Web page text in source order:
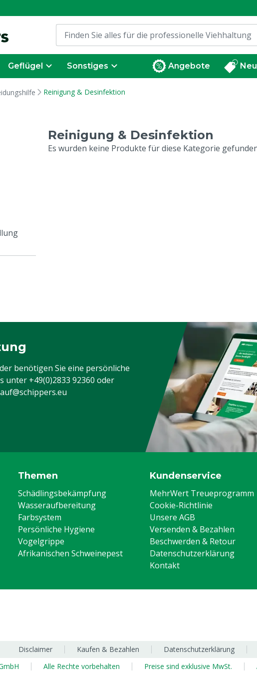
Geflügel Sonstiges Angebote Neu
Reinigung & Desinfektion
Reinigung & Desinfektion
Es wurden keine Produkte für diese Kategorie
benötigen Sie eine persönliche
unter +49(0)2833 92360 oder
Themen
Schädlingsbekämpfung
Wasseraufbereitung
Farbsystem
Persönliche Hygiene
Vogelgrippe
Afrikanischen Schweinepest
Kundenservice
MehrWert Treueprogramm
Cookie-Richtlinie
Unsere AGB
Versenden & Bezahlen
Beschwerden & Retour
Datenschutzerklärung
Kontakt
Disclaimer Kaufen & Bezahlen Datenschutzerklärung
Alle Rechte vorbehalten Preise sind exklusive MwSt.